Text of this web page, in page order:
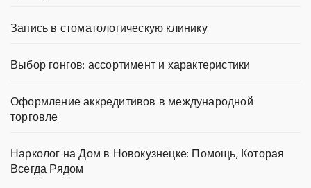
Запись в стоматологическую клинику
Выбор гонгов: ассортимент и характеристики
Оформление аккредитивов в международной
торговле
Нарколог на Дом в Новокузнецке: Помощь, Которая
Всегда Рядом